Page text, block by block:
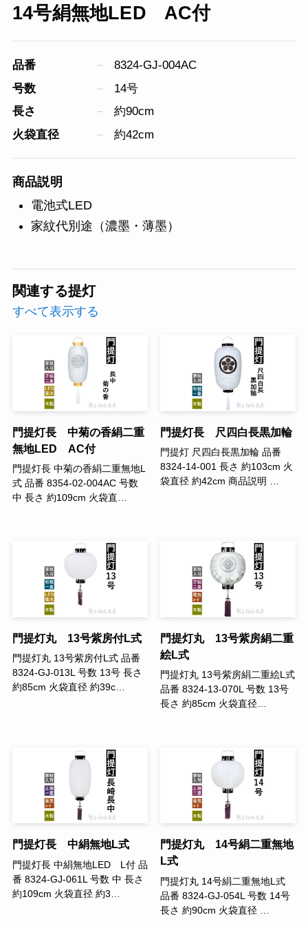
14号絹無地LED AC付
品番
8324-GJ-004AC
号数
14号
長さ
約90cm
火袋直径
約42cm
商品説明
電池式LED
家紋代別途（濃墨・薄墨）
関連する提灯
すべて表示する
門提灯長 中菊の香絹二重
無地LED AC付
門提灯長 中菊の香絹二重無地L
式 品番 8354-02-004AC 号数
中 長さ 約109cm 火袋直…
門提灯長 尺四白長黒加輪
門提灯 尺四白長黒加輪 品番
8324-14-001 長さ 約103cm 火
袋直径 約42cm 商品説明 …
門提灯丸 13号紫房付L式
門提灯丸 13号紫房付L式 品番
8324-GJ-013L 号数 13号 長さ
約85cm 火袋直径 約39c…
門提灯丸 13号紫房絹二重
絵L式
門提灯丸 13号紫房絹二重絵L式
品番 8324-13-070L 号数 13号
長さ 約85cm 火袋直径…
門提灯長 中絹無地L式
門提灯長 中絹無地LED L付 品
番 8324-GJ-061L 号数 中 長さ
約109cm 火袋直径 約3…
門提灯丸 14号絹二重無地
L式
門提灯丸 14号絹二重無地L式
品番 8324-GJ-054L 号数 14号
長さ 約90cm 火袋直径 …